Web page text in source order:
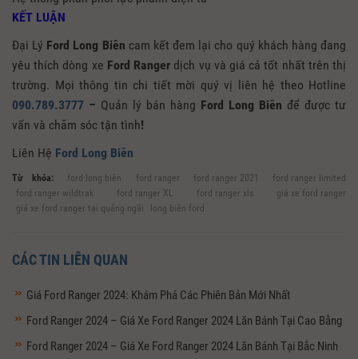
KẾT LUẬN
Đại Lý Ford Long Biên cam kết đem lại cho quý khách hàng đang
yêu thích dòng xe Ford Ranger dịch vụ và giá cả tốt nhất trên thị
trường. Mọi thông tin chi tiết mời quý vị liên hệ theo Hotline
090.789.3777 – Quản lý bán hàng Ford Long Biên để được tư
vấn và chăm sóc tận tình!
Liên Hệ Ford Long Biên
Từ khóa: ford long biên ford ranger ford ranger 2021
ford ranger limited
ford ranger wildtrak
ford ranger XL ford ranger xls
giá xe ford ranger
giá xe ford ranger tại quảng ngãi
long biên ford
CÁC TIN LIÊN QUAN
Giá Ford Ranger 2024: Khám Phá Các Phiên Bản Mới Nhất
Ford Ranger 2024 – Giá Xe Ford Ranger 2024 Lăn Bánh Tại Cao Bằng
Ford Ranger 2024 – Giá Xe Ford Ranger 2024 Lăn Bánh Tại Bắc Ninh